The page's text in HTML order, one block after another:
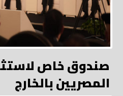
صندوق خاص
المصريين بالخارج